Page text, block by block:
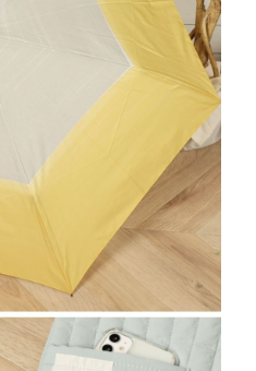
你分期」於每月結算日後寄送繳費提
超商條碼／台灣大直營門市／銀行轉
路繳費。
司」（以下簡稱本公司）所提供，讓
或服務，並由商店將買賣／分期付款
本公司帳單繳交帳款。
之契約關係目的，商店將以您的個人
台灣大哥大進項蒐集、處理及利用，
資料之確認、核對及更正。
：
https://oppay.tw/userRule
」後，將跳轉至「AFTEE先享後付」
，即可完成結帳。
知簡訊。
此簡訊中的連結，可透過四大超商／
，方視為交易完成。
繳費，但若您需要取消訂單，請聯絡
訂單仍視為有效，需透過AFTEE先享
」之結帳頁面顯示為準，若有關於
相關疑問，請聯繫「AFTEE先享後付
support/home
之「AFTEE先享後付」服務完成之交
資料，並將交易相關給付款項請求債
以下網址：https://aftee.tw/terms/#terms3
免運費
免運費
免運費
免運費